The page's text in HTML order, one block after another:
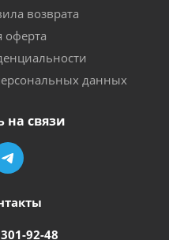
возврата
оферта
данных
на связи
92-48